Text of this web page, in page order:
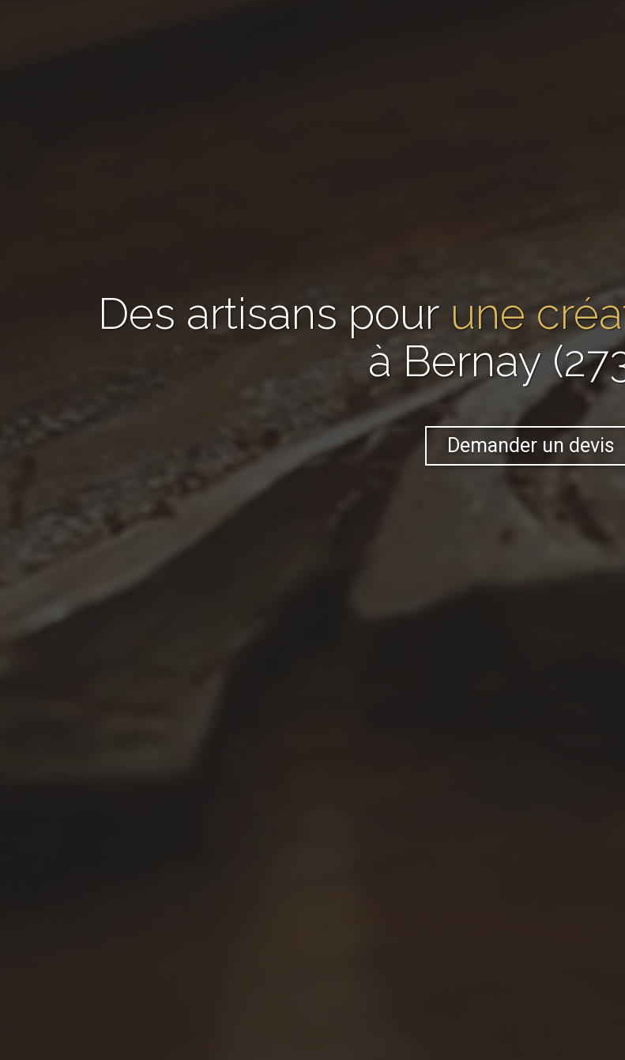
Des artisans pour une
à Bernay
Demander un devis